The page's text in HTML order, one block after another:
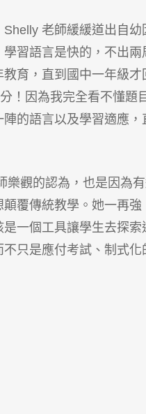
老師緩緩道出自幼
習語言是快的，不出兩
育，直到國中一年級才
！因為我完全看不懂題
的語言以及學習適應，
樂觀的認為，也是因為
覆傳統教學。她一再強
一個工具讓學生去探索
只是應付考試、制式化